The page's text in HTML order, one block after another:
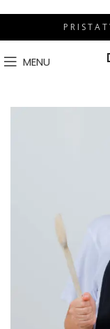
P R I S T A
MENU